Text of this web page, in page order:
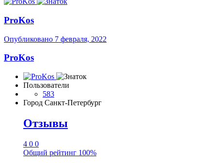
ProKos
Опубликовано 7 февраля, 2022
ProKos
Пользователи
583
Город Санкт-Петербург
Отзывы
4 0 0
Общий рейтинг 100%